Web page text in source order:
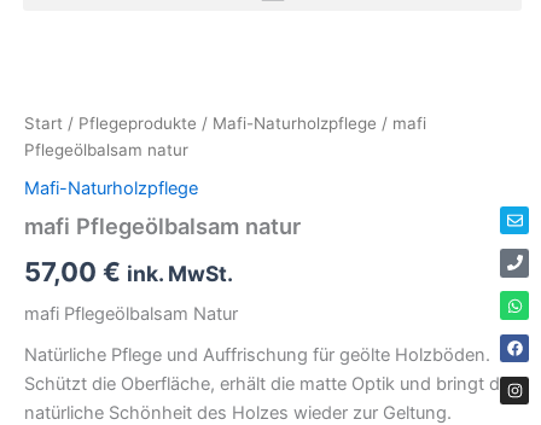
Start / Pflegeprodukte / Mafi-Naturholzpflege / mafi
Pflegeölbalsam natur
Mafi-Naturholzpflege
mafi Pflegeölbalsam natur
57,00 € ink. MwSt.
mafi Pflegeölbalsam Natur
Natürliche Pflege und Auffrischung für geölte Holzböden.
Schützt die Oberfläche, erhält die matte Optik und bringt die
natürliche Schönheit des Holzes wieder zur Geltung.
Menge